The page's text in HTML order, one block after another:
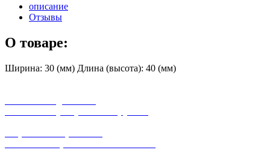
описание
Отзывы
О товаре:
Ширина: 30 (мм) Длина (высота): 40 (мм)